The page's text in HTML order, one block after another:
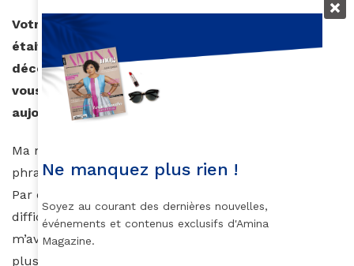
Votre mère, professeur d’anglais de profession,
était une figure centrale dans votre famille. Son
décès survenu alors que vous étiez très jeune
vous a marquée. En quoi vous inspire-t-elle
aujourd’hui encore ?
Ma mère nous parlait beaucoup. Elle me glissait des
phrases qui résonnent encore aujourd’hui en moi.
Par exemple, alors que je me plaignais de la
difficulté d’un problème de mathématique, elle
m’avait répondu que plus le problème était difficile,
plus belle était la victoire. Apprendre et admettre que
Ne manquez plus rien !
Soyez au courant des dernières nouvelles,
événements et contenus exclusifs d'Amina
Magazine.